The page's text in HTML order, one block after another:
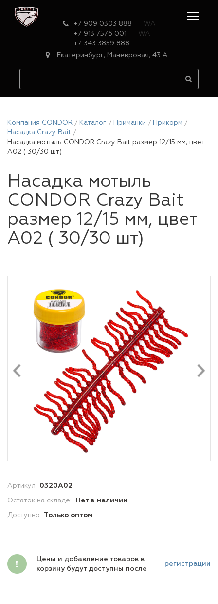
+7 909 0303 888
WA
+7 913 7576 001
WA
+7 343 3859 888
Екатеринбург, Маневровая, 43 А
Компания CONDOR Каталог Приманки
Прикорм
Насадка Crazy Bait
Насадка мотыль CONDOR Crazy Bait размер 12/15 мм, цвет
А02 ( 30/30 шт)
Насадка мотыль
CONDOR Crazy Bait
размер 12/15 мм, цвет
А02 ( 30/30 шт)
Артикул: 0320A02
Остаток на складе: Нет в наличии
Доступно: Только оптом
Цены и добавление товаров в
корзину будут доступны после
регистрации